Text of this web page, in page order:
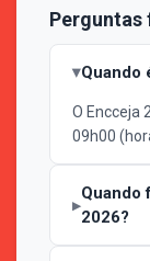
Perguntas
Quando
O Encceja
09h00
Quando
2026?